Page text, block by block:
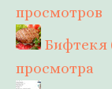
просмотров
Бифтекя
просмотра